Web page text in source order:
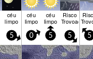
céu
limpo
céu
limpo
céu
limpo
Risco
Trovoada
5 0 5 5 5